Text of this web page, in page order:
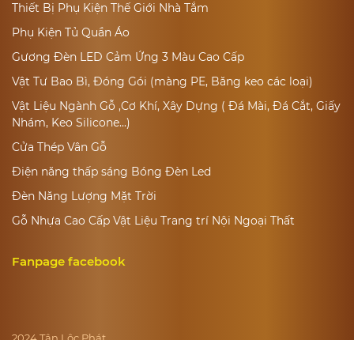
Thiết Bị Phụ Kiện Thế Giới Nhà Tắm
Phụ Kiện Tủ Quần Áo
Gương Đèn LED Cảm Ứng 3 Màu Cao Cấp
Vật Tư Bao Bì, Đóng Gói (màng PE, Băng keo các loại)
Vật Liệu Ngành Gỗ ,Cơ Khí, Xây Dựng ( Đá Mài, Đá Cắt, Giấy
Nhám, Keo Silicone...)
Cửa Thép Vân Gỗ
Điện năng thấp sáng Bóng Đèn Led
Đèn Năng Lượng Mặt Trời
Gỗ Nhựa Cao Cấp Vật Liệu Trang trí Nội Ngoại Thất
Fanpage facebook